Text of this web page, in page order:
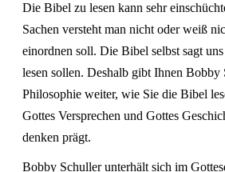
Die Bibel zu lesen kann sehr
Sachen versteht man nicht oder weiß
einordnen soll. Die Bibel selbst sagt
lesen sollen. Deshalb gibt Ihnen Bobby
Philosophie weiter, wie Sie die Bibel
Gottes Versprechen und Gottes
denken prägt.
Bobby Schuller unterhält sich im